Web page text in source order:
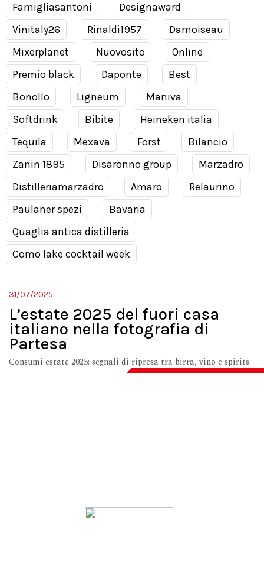
Famigliasantoni
Designaward
Vinitaly26
Rinaldi1957
Damoiseau
Mixerplanet
Nuovosito
Online
Premio black
Daponte
Best
Bonollo
Ligneum
Maniva
Softdrink
Bibite
Heineken italia
Tequila
Mexava Forst
Bilancio
Zanin 1895
Disaronno group
Marzadro
Distilleriamarzadro
Amaro
Relaurino
Paulaner spezi
Bavaria
Quaglia antica distilleria
Como lake cocktail week
31/07/2025
L’estate 2025 del fuori casa
italiano nella fotografia di
Partesa
Consumi estate 2025: segnali di ripresa tra birra, vino e spirits